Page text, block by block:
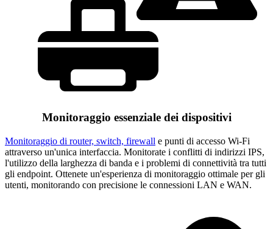
Monitoraggio essenziale dei dispositivi
Monitoraggio di router, switch, firewall e punti di accesso Wi-Fi
attraverso un'unica interfaccia. Monitorate i conflitti di indirizzi IPS,
l'utilizzo della larghezza di banda e i problemi di connettività tra tutti
gli endpoint. Ottenete un'esperienza di monitoraggio ottimale per gli
utenti, monitorando con precisione le connessioni LAN e WAN.